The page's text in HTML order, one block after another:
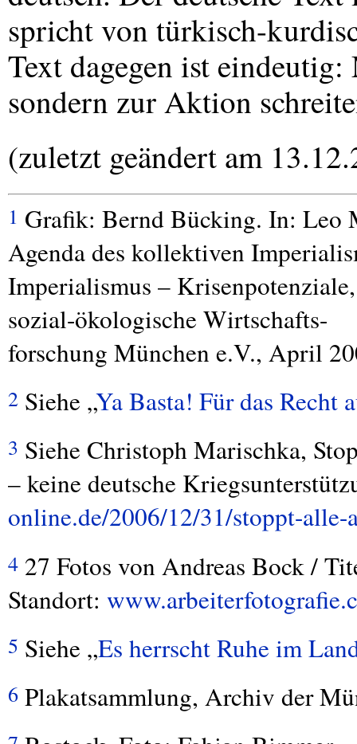
spricht von türkisch-
Text dagegen ist
sondern zur Aktion
(zuletzt geändert am
1 Grafik: Bernd Bücking. In: Leo
Agenda des kollektiven
Imperialismus –
sozial-ökologische Wirtschafts-
forschung München e.V., April
2 Siehe „Ya Basta! Für das Recht
3 Siehe Christoph Marischka,
– keine deutsche
online.de/2006/12/31/stoppt-alle-
4 27 Fotos von Andreas Bock /
Standort:
5 Siehe „Es herrscht Ruhe im
6 Plakatsammlung, Archiv der